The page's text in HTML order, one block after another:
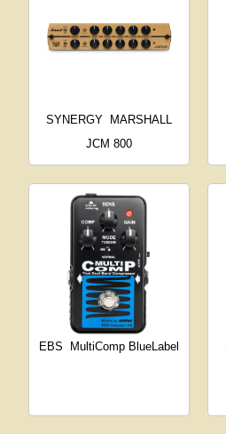
SYNERGY MARSHALL
JCM 800
EBS MultiComp BlueLabel